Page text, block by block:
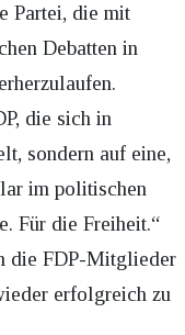
Partei, die mit
Debatten in
die sich in
sondern auf eine,
im politischen
Für die Freiheit.“
die FDP-Mitglieder
erfolgreich zu